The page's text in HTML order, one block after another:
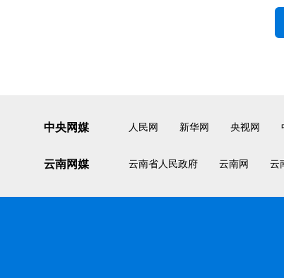
中央网媒 人民网 新华网 央视网
云南网媒 云南省人民政府 云南网 云